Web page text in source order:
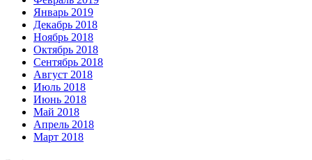
Январь 2019
Декабрь 2018
Ноябрь 2018
Октябрь 2018
Сентябрь 2018
Август 2018
Июль 2018
Июнь 2018
Май 2018
Апрель 2018
Март 2018